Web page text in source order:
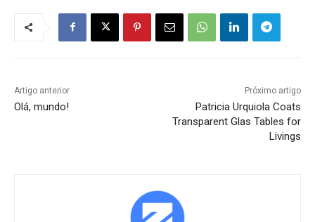
Artigo anterior
Olá, mundo!
Próximo artigo
Patricia Urquiola Coats
Transparent Glas Tables for
Livings